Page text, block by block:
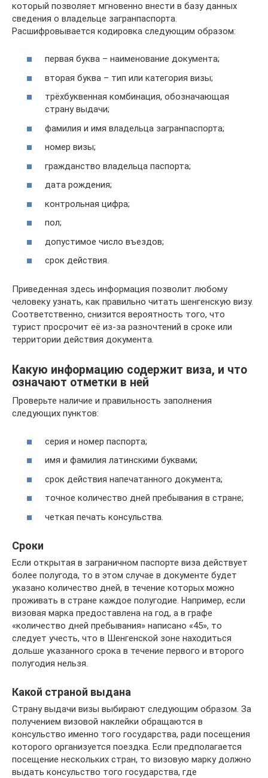
который позволяет мгновенно внести в базу данных
сведения о владельце загранпаспорта.
Расшифровывается кодировка следующим образом:
первая буква – наименование документа;
вторая буква – тип или категория визы;
трёхбуквенная комбинация, обозначающая
страну выдачи;
фамилия и имя владельца загранпаспорта;
номер визы;
гражданство владельца паспорта;
дата рождения;
контрольная цифра;
пол;
допустимое число въездов;
срок действия.
Приведенная здесь информация позволит любому
человеку узнать, как правильно читать шенгенскую визу.
Соответственно, снизится вероятность того, что
турист просрочит её из-за разночтений в сроке или
территории действия документа.
Какую информацию содержит виза, и что
означают отметки в ней
Проверьте наличие и правильность заполнения
следующих пунктов:
серия и номер паспорта;
имя и фамилия латинскими буквами;
срок действия напечатанного документа;
точное количество дней пребывания в стране;
четкая печать консульства.
Сроки
Если открытая в заграничном паспорте виза действует
более полугода, то в этом случае в документе будет
указано количество дней, в течение которых можно
проживать в стране каждое полугодие. Например, если
визовая марка предоставлена на год, а в графе
«количество дней пребывания» написано «45», то
следует учесть, что в Шенгенской зоне находиться
дольше указанного срока в течение первого и второго
полугодия нельзя.
Какой страной выдана
Страну выдачи визы выбирают следующим образом. За
получением визовой наклейки обращаются в
консульство именно того государства, ради посещения
которого организуется поездка. Если предполагается
посещение нескольких стран, то визовую марку должно
выдать консульство того государства, где